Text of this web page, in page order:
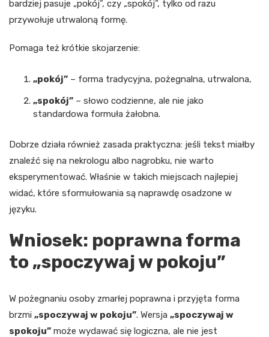
bardziej pasuje „pokój”, czy „spokój”, tylko od razu
przywołuje utrwaloną formę.
Pomaga też krótkie skojarzenie:
„pokój” – forma tradycyjna, pożegnalna, utrwalona,
„spokój” – słowo codzienne, ale nie jako
standardowa formuła żałobna.
Dobrze działa również zasada praktyczna: jeśli tekst miałby
znaleźć się na nekrologu albo nagrobku, nie warto
eksperymentować. Właśnie w takich miejscach najlepiej
widać, które sformułowania są naprawdę osadzone w
języku.
Wniosek: poprawna forma
to „spoczywaj w pokoju”
W pożegnaniu osoby zmarłej poprawna i przyjęta forma
brzmi „spoczywaj w pokoju”. Wersja „spoczywaj w
spokoju” może wydawać się logiczna, ale nie jest